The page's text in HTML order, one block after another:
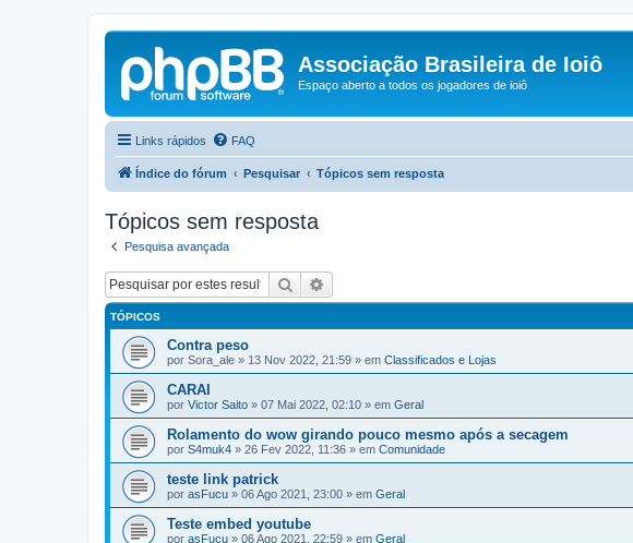
Associação Brasileira de Ioiô
Espaço aberto a todos os jogadores de ioiô
Links rápidos FAQ
Índice do fórum Pesquisar Tópicos sem resposta
Tópicos sem resposta
Pesquisa avançada
Pesquisar
TÓPICOS
Contra peso
por Sora_ale » 13 Nov 2022, 21:59 » em Classificados e Lojas
CARAI
por Victor Saito » 07 Mai 2022, 02:10 » em Geral
Rolamento do wow girando pouco mesmo após a secagem
por S4muk4 » 26 Fev 2022, 11:36 » em Comunidade
teste link patrick
por asFucu » 06 Ago 2021, 23:00 » em Geral
Teste embed youtube
por asFucu » 06 Ago 2021, 22:59 » em Geral